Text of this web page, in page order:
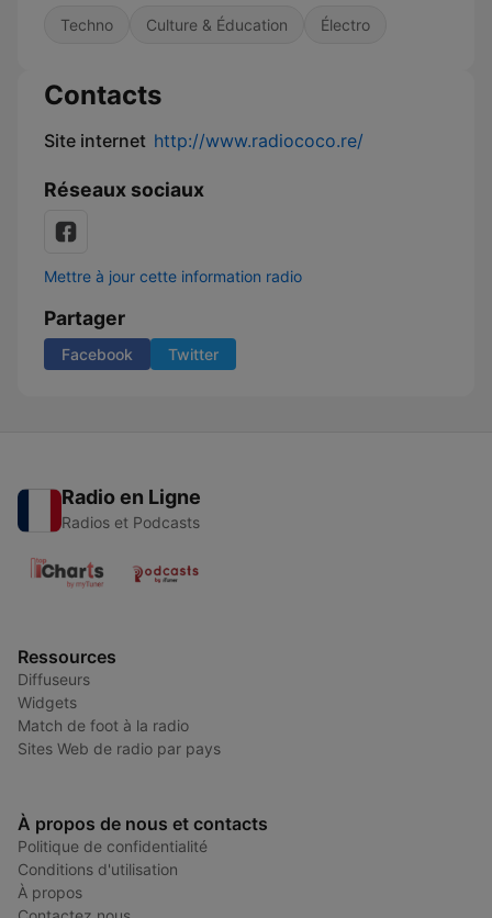
Techno Culture & Éducation Électro
Contacts
Site internet http://www.radiococo.re/
Réseaux sociaux
Mettre à jour cette information radio
Partager
Facebook Twitter
Radio en Ligne
Radios et Podcasts
Ressources
Diffuseurs
Widgets
Match de foot à la radio
Sites Web de radio par pays
À propos de nous et contacts
Politique de confidentialité
Conditions d'utilisation
À propos